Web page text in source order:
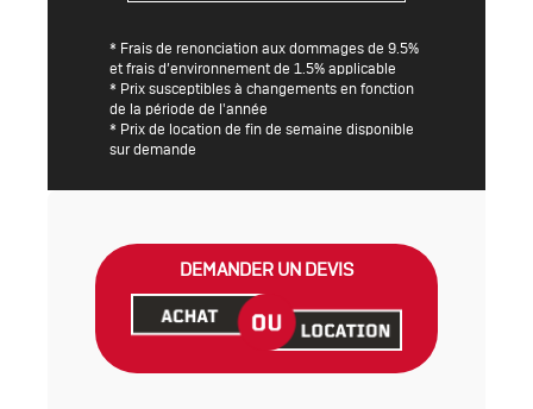
* Frais de renonciation aux dommages de 9.5%
et frais d’environnement de 1.5% applicable
* Prix susceptibles à changements en fonction
de la période de l'année
* Prix de location de fin de semaine disponible
sur demande
DEMANDER UN DEVIS